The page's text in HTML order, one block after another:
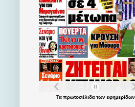
Τα πρωτοσέλιδατων εφημερίδων